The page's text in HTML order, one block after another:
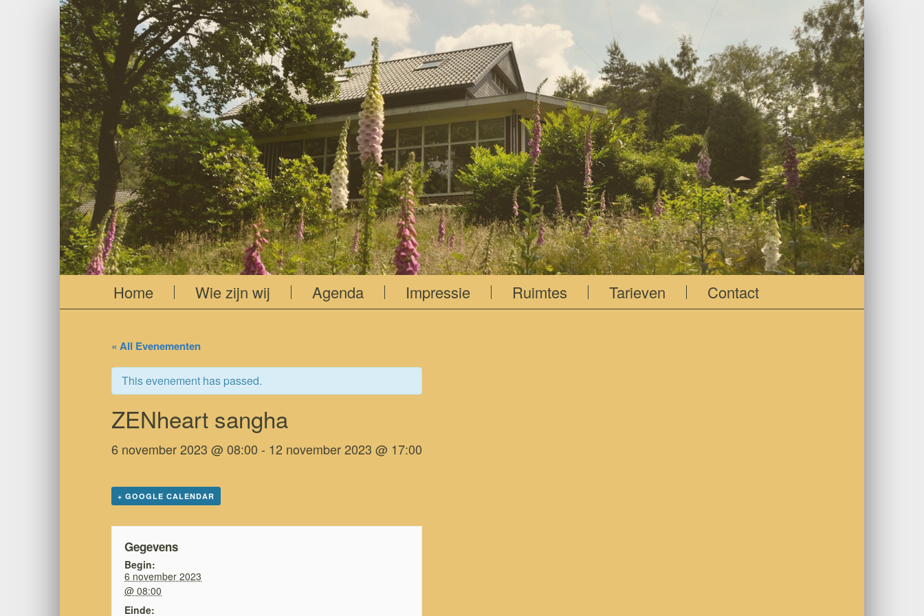
Home Wie zijn wij Agenda Impressie Ruimtes Tarieven Contact
« All Evenementen
This evenement has passed.
ZENheart sangha
6 november 2023 @ 08:00 - 12 november 2023 @ 17:00
+ GOOGLE CALENDAR
Gegevens
Begin:
6 november 2023
@ 08:00
Einde: